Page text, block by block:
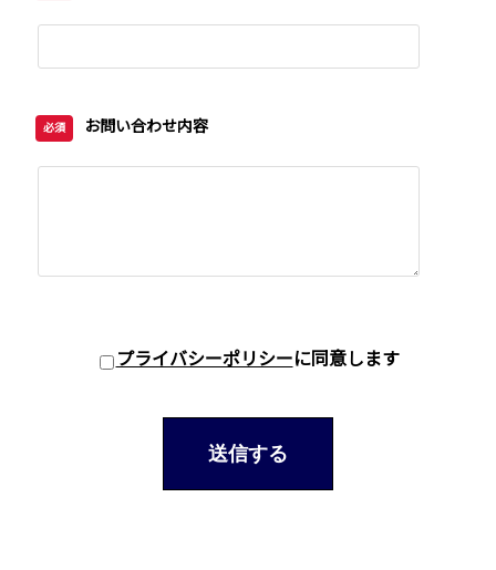
必須 お問い合わせ内容
プライバシーポリシーに同意します